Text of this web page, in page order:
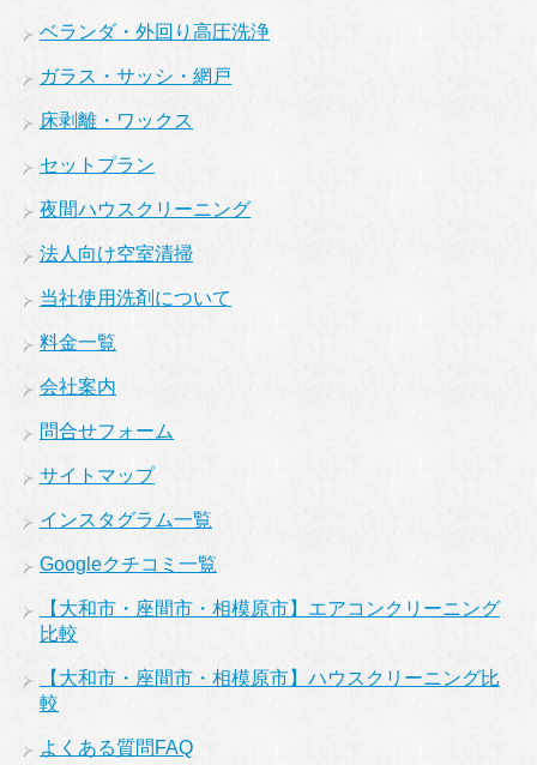
ベランダ・外回り高圧洗浄
ガラス・サッシ・網戸
床剥離・ワックス
セットプラン
夜間ハウスクリーニング
法人向け空室清掃
当社使用洗剤について
料金一覧
会社案内
問合せフォーム
サイトマップ
インスタグラム一覧
Googleクチコミ一覧
【大和市・座間市・相模原市】エアコンクリーニング
比較
【大和市・座間市・相模原市】ハウスクリーニング比
較
よくある質問FAQ